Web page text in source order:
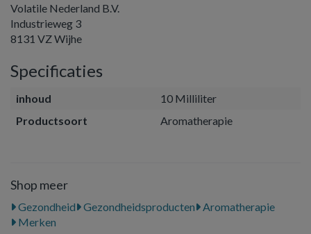
Volatile Nederland B.V.
Industrieweg 3
8131 VZ Wijhe
Specificaties
inhoud
10 Milliliter
Productsoort
Aromatherapie
Shop meer
Gezondheid Gezondheidsproducten
Aromatherapie
Merken